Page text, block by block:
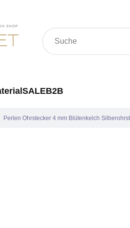
SALEB2B
Perlen Ohrstecker 4 mm Blütenkelch